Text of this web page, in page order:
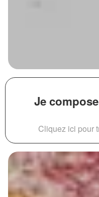
Je
Cliquez ici pour